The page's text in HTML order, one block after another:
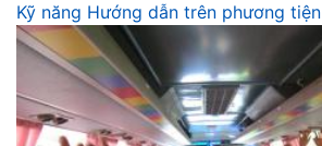
Kỹ năng Hướng dẫn trên phương tiện